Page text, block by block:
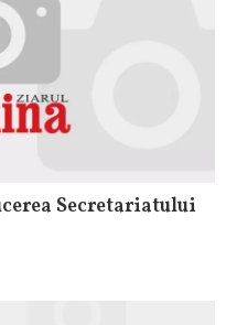
Secretariatului